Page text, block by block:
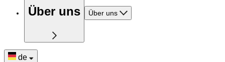
Über uns Über uns
de